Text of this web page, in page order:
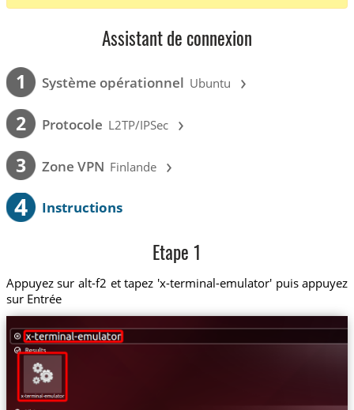
Assistant de connexion
1 Système opérationnel Ubuntu ›
2 Protocole L2TP/IPSec ›
3 Zone VPN Finlande ›
4 Instructions
Etape 1
Appuyez sur alt-f2 et tapez 'x-terminal-emulator' puis appuyez
sur Entrée